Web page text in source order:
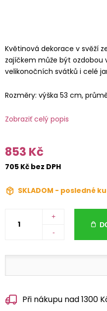
Květinová dekorace v svěží
zajíčkem může být
velikonočních svátků i celé
Rozměry: výška 53 cm,
Zobraziť celý popis
853 Kč
705 Kč bez DPH
SKLADOM - posledné
+
-
Při nákupu nad 1300